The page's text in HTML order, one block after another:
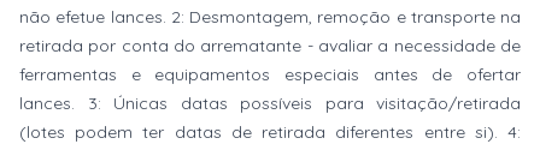
não efetue lances. 2: Desmontagem, remoção e transporte na
retirada por conta do arrematante - avaliar a necessidade de
ferramentas e equipamentos especiais antes de ofertar
lances. 3: Únicas datas possíveis para visitação/retirada
(lotes podem ter datas de retirada diferentes entre si). 4: